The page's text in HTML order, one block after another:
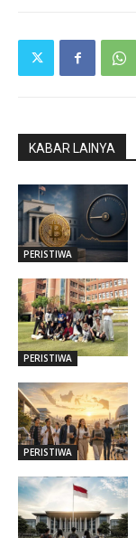
KABAR LAINYA
PERISTIWA
PERISTIWA
PERISTIWA